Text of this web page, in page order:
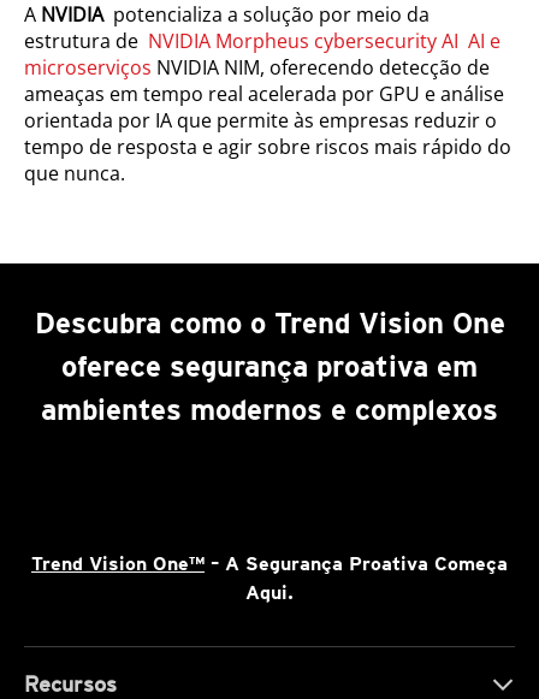
A NVIDIApotencializa a solução por meio da
estrutura de NVIDIA Morpheus cybersecurity AI AI e
microserviços NVIDIA NIM, oferecendo detecção de
ameaças em tempo real acelerada por GPU e análise
orientada por IA que permite às empresas reduzir o
tempo de resposta e agir sobre riscos mais rápido do
que nunca.
Descubra como o Trend Vision One
oferece segurança proativa em
ambientes modernos e complexos
Trend Vision One™ – A Segurança Proativa Começa
Aqui.
Recursos